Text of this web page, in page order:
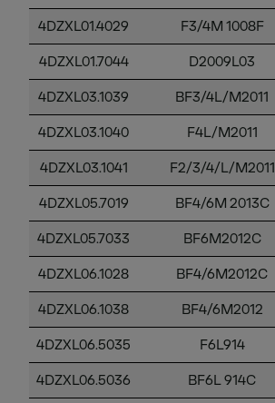
4DZXL01.4029 F3/4M 1008F
4DZXL01.7044 D2009L03
4DZXL03.1039 BF3/4L/M2011
4DZXL03.1040 F4L/M2011
4DZXL03.1041 F2/3/4/L/M2011
4DZXL05.7019 BF4/6M 2013C
4DZXL05.7033 BF6M2012C
4DZXL06.1028 BF4/6M2012C
4DZXL06.1038 BF4/6M2012
4DZXL06.5035 F6L914
4DZXL06.5036 BF6L 914C